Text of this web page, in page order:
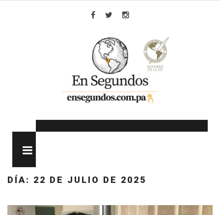
DÍA: 22 DE JULIO DE 2025